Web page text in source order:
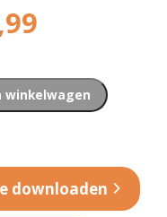
winkelwagen
downloaden